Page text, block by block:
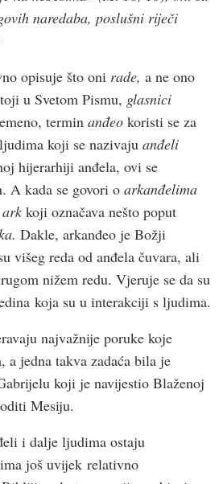
naredaba, poslušni riječi
opisuje što oni rade, a ne ono
u Svetom Pismu, glasnici
termin anđeo koristi se za
koji se nazivaju anđeli
hijerarhiji anđela, ovi se
A kada se govori o arkanđelima
ark koji označava nešto poput
Dakle, arkanđeo je Božji
višeg reda od anđela čuvara, ali
nižem redu. Vjeruje se da su
koja su u interakciji s ljudima.
najvažnije poruke koje
a jedna takva zadaća bila je
koji je navijestio Blaženoj
Mesiju.
i dalje ljudima ostaju
još uvijek relativno